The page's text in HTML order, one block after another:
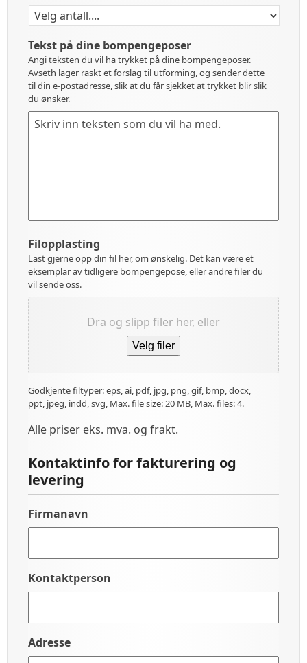
Tekst på dine bompengeposer
Angi teksten du vil ha trykket på dine bompengeposer.
Avseth lager raskt et forslag til utforming, og sender dette
til din e-postadresse, slik at du får sjekket at trykket blir slik
du ønsker.
Filopplasting
Last gjerne opp din fil her, om ønskelig. Det kan være et
eksemplar av tidligere bompengepose, eller andre filer du
vil sende oss.
Dra og slipp filer her, eller
Velg filer
Godkjente filtyper: eps, ai, pdf, jpg, png, gif, bmp, docx,
ppt, jpeg, indd, svg, Max. file size: 20 MB, Max. files: 4.
Alle priser eks. mva. og frakt.
Kontaktinfo for fakturering og
levering
Firmanavn
Kontaktperson
Adresse